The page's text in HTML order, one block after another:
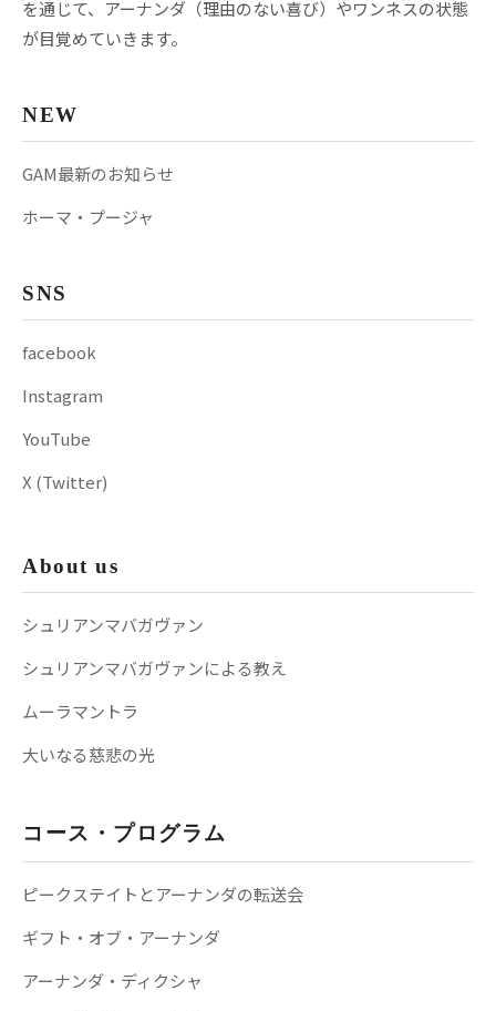
を通じて、アーナンダ（理由のない喜び）やワンネスの状態
が目覚めていきます。
NEW
GAM最新のお知らせ
ホーマ・プージャ
SNS
facebook
Instagram
YouTube
X (Twitter)
About us
シュリアンマバガヴァン
シュリアンマバガヴァンによる教え
ムーラマントラ
大いなる慈悲の光
コース・プログラム
ピークステイトとアーナンダの転送会
ギフト・オブ・アーナンダ
アーナンダ・ディクシャ